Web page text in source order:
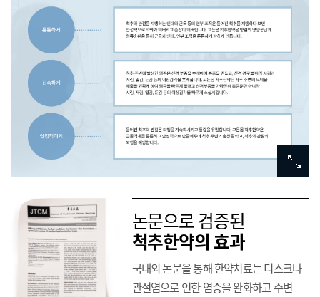
논문으로 검증된
척추한약의 효과
국내외 논문을 통해 한약치료는 디스크나
관절염으로 인한 염증을 완화하고주변